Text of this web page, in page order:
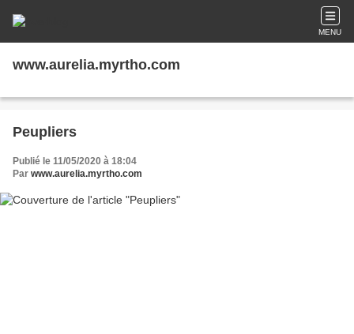
MENU
www.aurelia.myrtho.com
Peupliers
Publié le 11/05/2020 à 18:04
Par www.aurelia.myrtho.com